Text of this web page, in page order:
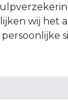
wij het